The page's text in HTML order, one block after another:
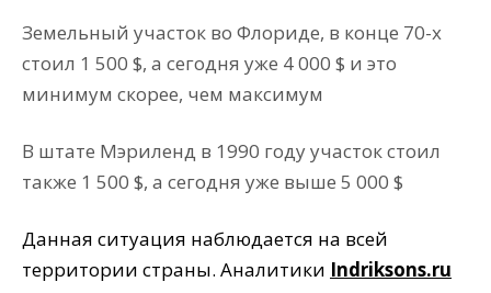
Земельный участок во Флориде, в конце 70-x
стоил 1 500 $, а сегодня уже 4 000 $ и это
минимум скорее, чем максимум
В штате Мэриленд в 1990 году участок стоил
также 1 500 $, а сегодня уже выше 5 000 $
Данная ситуация наблюдается на всей
территории страны. Аналитики Indriksons.ru